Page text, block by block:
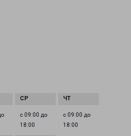
с 09:00 до
18:00
с 09:00 до
18:00